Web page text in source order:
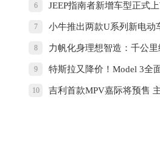
5.7L
6 JEEP指南者新增车型正式
7 小牛推出两款U系列新电动
域了
8 力帆化身理想智造：千公
9 特斯拉又降价！Model 3全
10 吉利首款MPV嘉际将预售